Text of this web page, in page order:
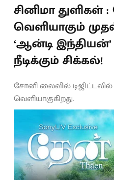
சினிமா
வெளியாகும்
‘ஆன்டி
நீடிக்கும் சிக்கல்!
சோனி லைவில்
வெளியாகுகிறது.